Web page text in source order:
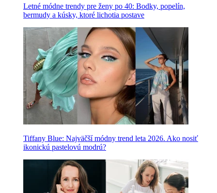
Letné módne trendy pre ženy po 40: Bodky, popelín,
bermudy a kúsky, ktoré lichotia postave
Tiffany Blue: Najväčší módny trend leta 2026. Ako nosiť
ikonickú pastelovú modrú?